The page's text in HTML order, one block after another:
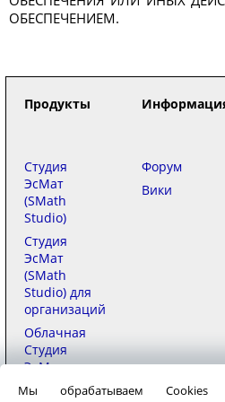
Мы обрабатываем
ОБЕСПЕЧЕНИЕМ.
Продукты
Студия
ЭсМат
(SMath
Studio)
Студия
ЭсМат
(SMath
Studio) для
организаций
Облачная
Студия
ЭсМат
(SMath
Форум
Вики